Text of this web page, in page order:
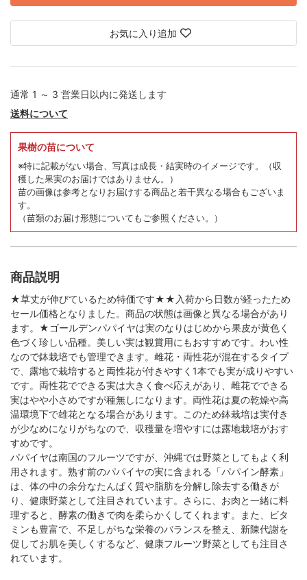
お気に入り追加
通常 1 ～ 3 営業日以内に発送します
送料について
果樹の苗について
※特に記載がない場合、写真は成長・結実時のイメージです。
（収
穫した果実のお届けではありません。）
苗の画像は参考となりお届けする商品と若干異なる場合もございま
す。
（苗類のお届け形態についてもご参照ください。）
商品説明
★草丈が伸びているため特価です★★入荷から日数が経ったため
セール価格となりました。商品の状態は画像と異なる場合があり
ます。★ゴールデンパパイヤは実のなりはじめから果皮が黄色く
色づく珍しい品種。美しい実は観賞用にもおすすめです。わい性
なので鉢栽培でも管理できます。雌花・両性花が混在するタイプ
で、露地で栽培すると両性花が付きやすく1本でも実が成りやすい
です。両性花でできる実は大きく食べ応えがあり、雌花でできる
実はやや小さめですが種無しになります。両性花は夏の乾燥や高
温環境下で雄花となる場合があります。このため鉢栽培は実付き
が少なめになりがちなので、収穫量を増やすには露地栽培がおす
すめです。
パパイヤは南国のフルーツですが、沖縄では野菜としてもよく利
用されます。熟す前のパパイヤの実に含まれる「パパイン酵素」
は、体の中の余分なたんぱく質や脂肪を分解し除去する働きが
り、健康野菜として注目されています。さらに、お肉と一緒に料
理すると、酵素の働きで肉を柔らかくしてくれます。また、ビタ
ミンも豊富で、不足しがちな栄養のバランスを整え、新陳代謝を
促してお肌を美しくするなど、健康フルーツ野菜としても注目さ
れています。